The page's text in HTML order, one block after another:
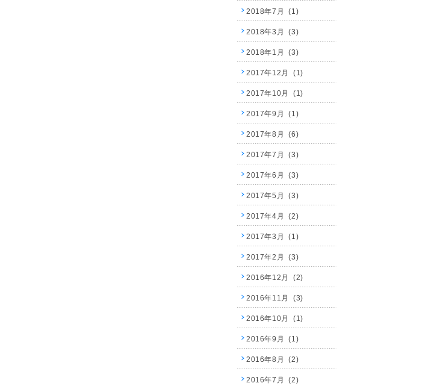
2018年7月 (1)
2018年3月 (3)
2018年1月 (3)
2017年12月 (1)
2017年10月 (1)
2017年9月 (1)
2017年8月 (6)
2017年7月 (3)
2017年6月 (3)
2017年5月 (3)
2017年4月 (2)
2017年3月 (1)
2017年2月 (3)
2016年12月 (2)
2016年11月 (3)
2016年10月 (1)
2016年9月 (1)
2016年8月 (2)
2016年7月 (2)